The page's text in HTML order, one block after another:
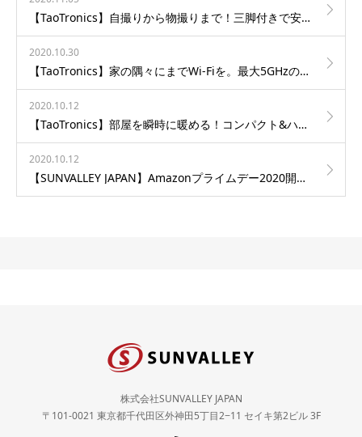
【TaoTronics】自撮りから物撮りまで！三脚付きで安定した光をお届けするLEDリングライト”TT-CL026″を発売
2020.10.30
【TaoTronics】家の隅々にまでWi-Fiを。最大5GHzの高速通信を可能にするメッシュWi-Fi”TT-ND001″を発売
2020.10.12
【TaoTronics】部屋を瞬時に暖める！コンパクト&ハイパワーで安心安全なファンヒーター”TT-HE004″を発売
2020.10.12
【SUNVALLEY JAPAN】Amazonプライムデー2020開催！大人気ベストセラーモデルや完全ワイヤレスイヤホンなど人気アイテムが最大40%オフのお買い得価格で登場！（10/13-10/14）
株式会社SUNVALLEY JAPAN
〒101-0021 東京都千代田区外神田5丁目2−11 セイキ第2ビル 3F